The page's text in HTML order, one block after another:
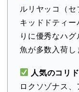
ルリヤッコ（
キッドドティー
りに優秀なハ
魚が多数入荷し
人気のコリ
ロクソゾナス、